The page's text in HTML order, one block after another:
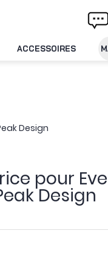
offerte dès
ACCESSOIRES
Design
pour
Design